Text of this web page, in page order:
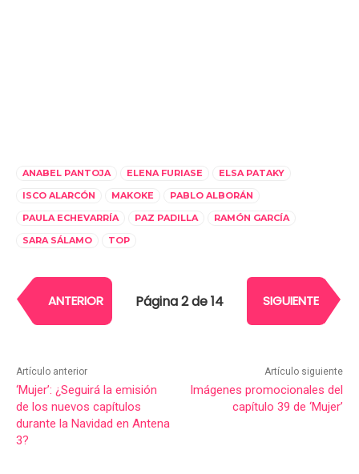
ANABEL PANTOJA ELENA FURIASE
ELSA PATAKY
ISCO ALARCÓN
MAKOKE
PABLO ALBORÁN
PAULA ECHEVARRÍA
PAZ PADILLA
RAMÓN GARCÍA
SARA SÁLAMO
TOP
ANTERIOR Página 2 de 14 SIGUIENTE
Artículo anterior
‘Mujer’: ¿Seguirá la emisión
de los nuevos capítulos
durante la Navidad en Antena
3?
Artículo siguiente
Imágenes promocionales del
capítulo 39 de ‘Mujer’